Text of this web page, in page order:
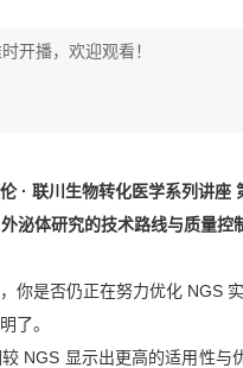
开播，欢迎观看！
· 联川生物转化医学系列讲座
外泌体研究的技术路线与质量控
你是否仍正在努力优化 NGS
了。
NGS 显示出更高的适用性与